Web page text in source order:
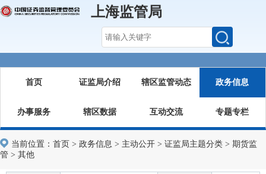
上海监管局
首页 证监局介绍 辖区监管动态 政务信息
办事服务 辖区数据 互动交流 专题专栏
当前位置： 首页 > 政务信息 > 主动公开 > 证监局主题分类 > 期货监
管 > 其他